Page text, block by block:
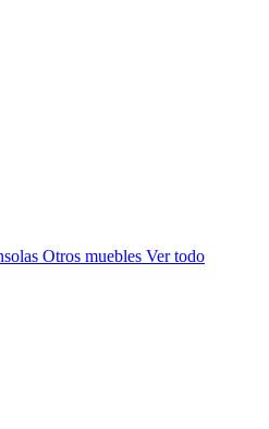
Otros muebles Ver todo